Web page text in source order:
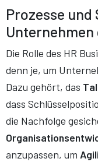
Prozesse
Die Rolle des HR
denn je, um
Dazu gehört, das
dass
die Nachfolge
anzupassen, um